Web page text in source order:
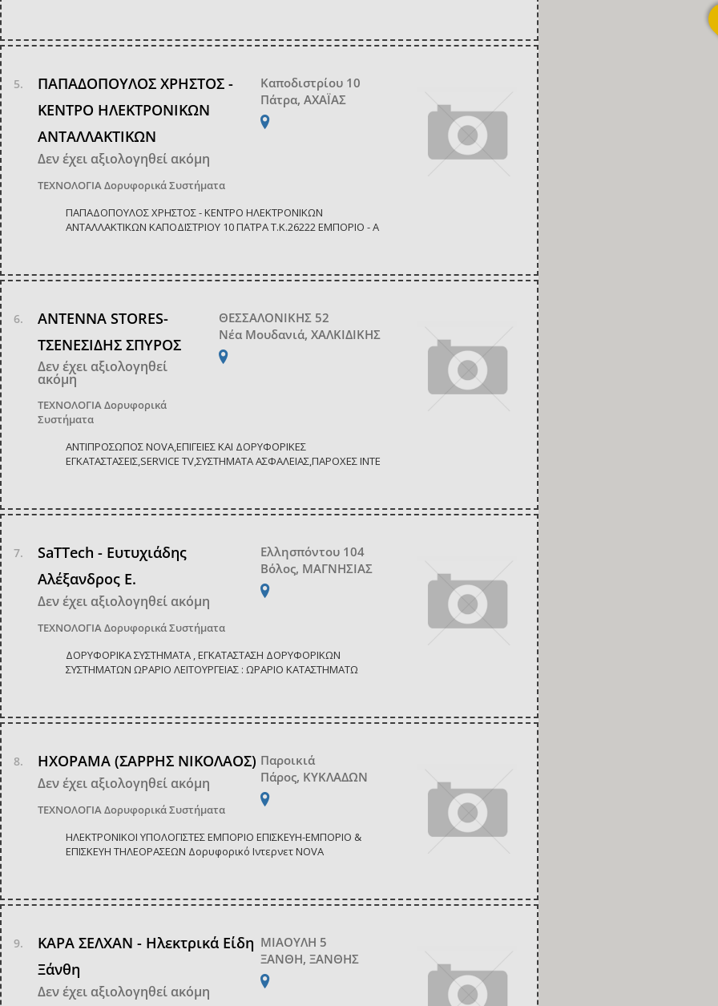
ΠΑΠΑΔΟΠΟΥΛΟΣ ΧΡΗΣΤΟΣ -
ΚΕΝΤΡΟ ΗΛΕΚΤΡΟΝΙΚΩΝ
ΑΝΤΑΛΛΑΚΤΙΚΩΝ
Δεν έχει αξιολογηθεί ακόμη
ΤΕΧΝΟΛΟΓΙΑΔορυφορικά Συστήματα
Καποδιστρίου 10
Πάτρα, ΑΧΑΪΑΣ
ΠΑΠΑΔΟΠΟΥΛΟΣ ΧΡΗΣΤΟΣ - ΚΕΝΤΡΟ ΗΛΕΚΤΡΟΝΙΚΩΝ
ΑΝΤΑΛΛΑΚΤΙΚΩΝ ΚΑΠΟΔΙΣΤΡΙΟΥ 10 ΠΑΤΡΑ Τ.Κ.26222 ΕΜΠΟΡΙΟ - Α
ANTENNA STORES-
ΤΣΕΝΕΣΙΔΗΣ ΣΠΥΡΟΣ
Δεν έχει αξιολογηθεί
ακόμη
ΤΕΧΝΟΛΟΓΙΑΔορυφορικά
Συστήματα
ΘΕΣΣΑΛΟΝΙΚΗΣ 52
Νέα Μουδανιά, ΧΑΛΚΙΔΙΚΗΣ
ΑΝΤΙΠΡΟΣΩΠΟΣ NOVA,ΕΠΙΓΕΙΕΣ ΚΑΙ ΔΟΡΥΦΟΡΙΚΕΣ
ΕΓΚΑΤΑΣΤΑΣΕΙΣ,SERVICE TV,ΣΥΣΤΗΜΑΤΑ ΑΣΦΑΛΕΙΑΣ,ΠΑΡΟΧΕΣ INTE
SaTTech - Ευτυχιάδης
Αλέξανδρος Ε.
Δεν έχει αξιολογηθεί ακόμη
ΤΕΧΝΟΛΟΓΙΑΔορυφορικά Συστήματα
Ελλησπόντου 104
Βόλος, ΜΑΓΝΗΣΙΑΣ
ΔΟΡΥΦΟΡΙΚΑ ΣΥΣΤΗΜΑΤΑ , ΕΓΚΑΤΑΣΤΑΣΗ ΔΟΡΥΦΟΡΙΚΩΝ
ΣΥΣΤΗΜΑΤΩΝ ΩΡΑΡΙΟ ΛΕΙΤΟΥΡΓΕΙΑΣ : ΩΡΑΡΙΟ ΚΑΤΑΣΤΗΜΑΤΩ
ΗΧΟΡΑΜΑ (ΣΑΡΡΗΣ ΝΙΚΟΛΑΟΣ)
Δεν έχει αξιολογηθεί ακόμη
ΤΕΧΝΟΛΟΓΙΑΔορυφορικά Συστήματα
Παροικιά
Πάρος, ΚΥΚΛΑΔΩΝ
ΗΛΕΚΤΡΟΝΙΚΟΙ ΥΠΟΛΟΓΙΣΤΕΣ ΕΜΠΟΡΙΟ ΕΠΙΣΚΕΥΗ-ΕΜΠΟΡΙΟ &
ΕΠΙΣΚΕΥΗ ΤΗΛΕΟΡΑΣΕΩΝ Δορυφορικό Ιντερνετ NOVA
ΚΑΡΑ ΣΕΛΧΑΝ - Ηλεκτρικά Είδη
Ξάνθη
Δεν έχει αξιολογηθεί ακόμη
ΜΙΑΟΥΛΗ 5
ΞΑΝΘΗ, ΞΑΝΘΗΣ